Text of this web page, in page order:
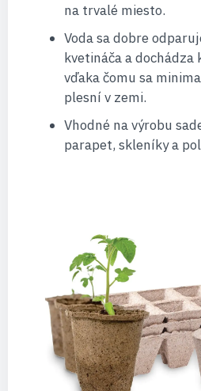
na trvalé miesto.
Voda sa dobre
kvetináča a dochádza
vďaka čomu sa
plesní v zemi.
Vhodné na výrobu
parapet, skleníky a